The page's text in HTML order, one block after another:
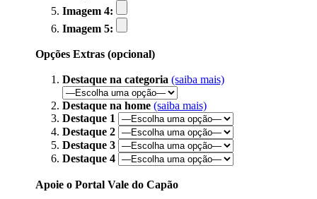
Imagem 4:
Imagem 5:
Opções Extras (opcional)
Destaque na categoria (saiba mais)
Destaque na home (saiba mais)
Destaque 1
Destaque 2
Destaque 3
Destaque 4
Apoie o Portal Vale do Capão